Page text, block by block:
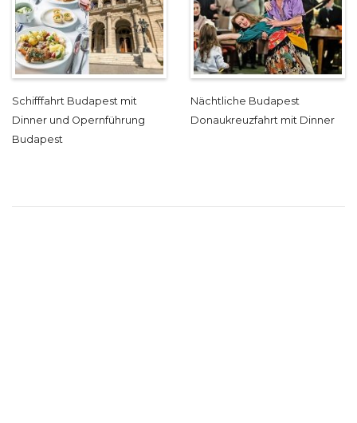
Schifffahrt Budapest mit
Dinner und Opernführung
Budapest
Nächtliche Budapest
Donaukreuzfahrt mit Dinner